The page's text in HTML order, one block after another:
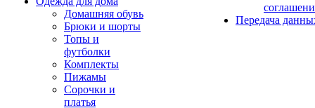
Домашняя обувь
Брюки и шорты
Топы и
футболки
Комплекты
Пижамы
Сорочки и
платья
Передача